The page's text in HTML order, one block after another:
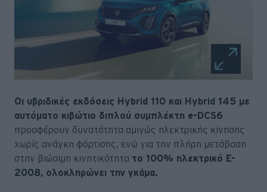
Οι υβριδικές εκδόσεις Hybrid 110 και Hybrid 145 με
αυτόματο κιβώτιο διπλού συμπλέκτη e-DCS6
προσφέρουν δυνατότητα αμιγώς ηλεκτρικής κίνησης
χωρίς ανάγκη φόρτισης, ενώ για την πλήρη μετάβαση
στην βιώσιμη κινητικότητα το 100% ηλεκτρικό E-
2008, ολοκληρώνει την γκάμα.